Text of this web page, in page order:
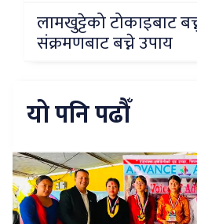
लामखुट्टेको टोकाइबाट
संक्रमणबाट बच्ने उपाय
यो पनि पढौँ